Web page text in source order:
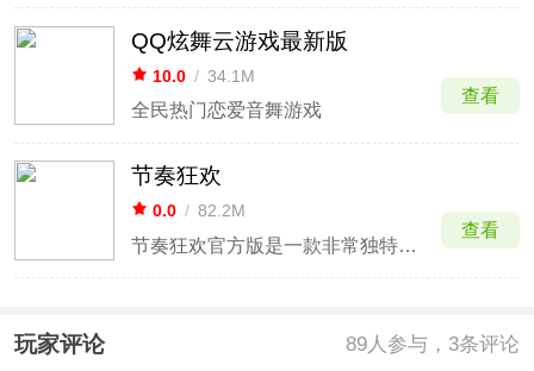
QQ炫舞云游戏最新版
10.0 / 34.1M
全民热门恋爱音舞游戏
查看
节奏狂欢
0.0 / 82.2M
节奏狂欢官方版是一款非常独特有趣的音乐节奏类游戏，由unity引擎打造而成，画面以及人物角色非常精致，地图建模做的也十分精细，充满各种细节，还有非常欢快轻松背景音乐，能够带给玩家最为舒适轻松的游戏体验。
查看
玩家评论 89人参与，3条评论